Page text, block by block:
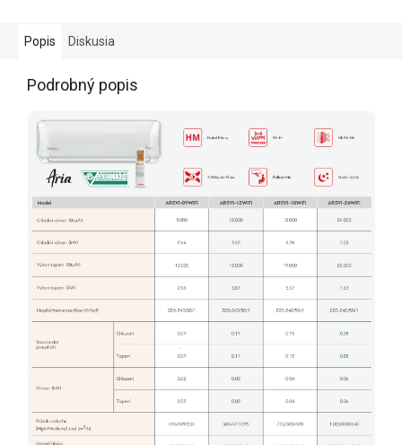
Popis Diskusia
Podrobný popis